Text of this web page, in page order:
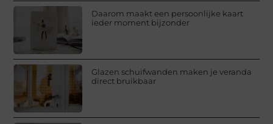
Daarom maakt een persoonlijke kaart
ieder moment bijzonder
Glazen schuifwanden maken je veranda
direct bruikbaar